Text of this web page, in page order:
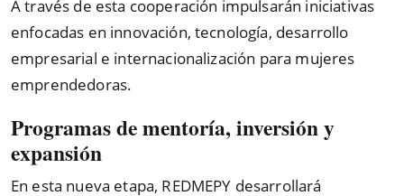
A través de esta cooperación impulsarán iniciativas
enfocadas en innovación, tecnología, desarrollo
empresarial e internacionalización para mujeres
emprendedoras.
Programas de mentoría, inversión y
expansión
En esta nueva etapa, REDMEPY desarrollará